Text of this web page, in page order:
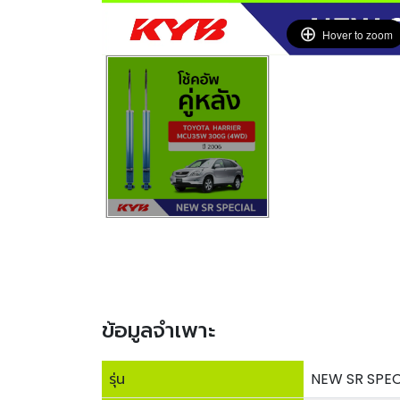
Hover to zoom
ข้อมูลจำเพาะ
รุ่น NEW SR